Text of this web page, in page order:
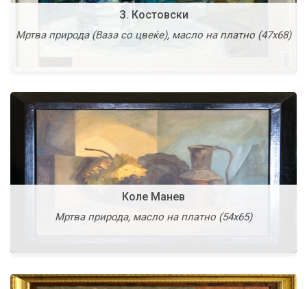
З. Костовски
Мртва природа (Ваза со цвеќе), масло на платно (47х68)
Коле Манев
Мртва природа, масло на платно (54х65)
Терзија, 1946 масло на платно (100 х 81,5)
Љубодраг Маринковиќ Пенкин
Композиција, масло на платно (80х100)